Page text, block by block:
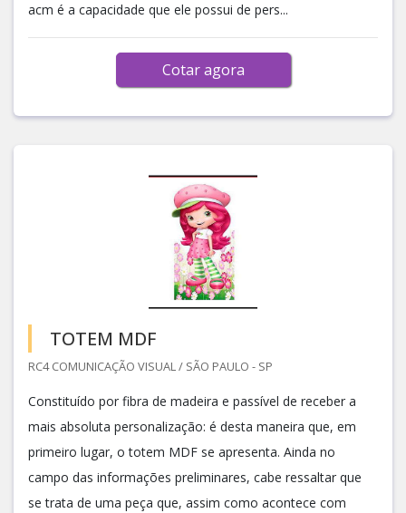
acm é a capacidade que ele possui de pers...
Cotar agora
TOTEM MDF
RC4 COMUNICAÇÃO VISUAL / SÃO PAULO - SP
Constituído por fibra de madeira e passível de receber a
mais absoluta personalização: é desta maneira que, em
primeiro lugar, o totem MDF se apresenta. Ainda no
campo das informações preliminares, cabe ressaltar que
se trata de uma peça que, assim como acontece com